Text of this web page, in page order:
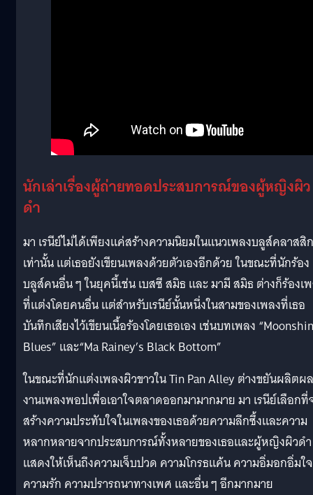
นักเล่าเรื่องผู้ถ่ายทอดประสบการณ์ของผู้หญิงผิว
ดำ
มา เรนีย์ไม่ได้เพียงแค่สร้างความนิยมในแนวเพลงบลูส์คลาสสิก
เท่านั้น แต่เธอยังเขียนเพลงด้วยตัวเองอีกด้วย ในขณะที่นักร้อง
บลูส์คนอื่น ๆ ในยุคนี้เช่น เบสซี สมิธ และ มามี สมิธ ต่างก็ร้องเ
ที่แต่งโดยคนอื่น แต่สำหรับเรนีย์นั้นหนึ่งในสามของเพลงที่เธอ
บันทึกเสียงไว้เขียนเนื้อร้องโดยเธอเอง เช่นบทเพลง
Blues” และ“Ma Rainey’s Black Bottom”
ในขณะที่นักแต่งเพลงผิวขาวใน Tin Pan Alley ต่างขยันผลิตผล
งานเพลงพอปเพื่อเอาใจตลาดออกมามากมาย มา เรนีย์เลือกที่
สร้างความประทับใจในเพลงของเธอด้วยความลึกซึ้งและความ
หลากหลายจากประสบการณ์ทั้งหลายของเธอและผู้หญิงผิวด
แสดงให้เห็นถึงความเจ็บปวด ความโกรธแค้น ความอิ่มอกอิ่มใจ
ความรัก ความปรารถนาทางเพศ และอื่น ๆ อีกมากมาย